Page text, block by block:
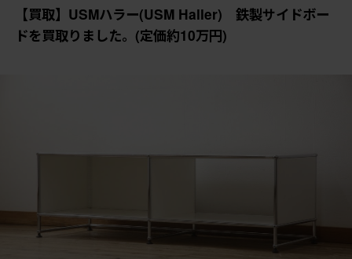
Haller) 鉄製サイドボードを買取りました。(定価約10万
円)
【買取】USMハラー(USM Haller) 鉄製サイドボー
ドを買取りました。(定価約10万円)